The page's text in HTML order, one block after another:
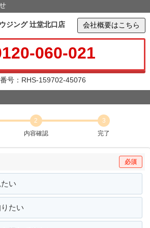
ジング 辻堂北口店 会社概要はこちら
060-021
号：RHS-159702-45076
2
内容確認
3
完了
必須
い
たい